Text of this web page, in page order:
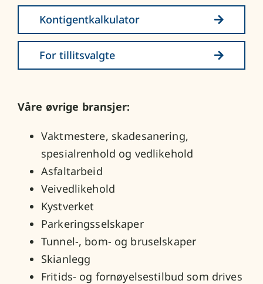
Kontigentkalkulator
For tillitsvalgte
Våre øvrige bransjer:
Vaktmestere, skadesanering,
spesialrenhold og vedlikehold
Asfaltarbeid
Veivedlikehold
Kystverket
Parkeringsselskaper
Tunnel-, bom- og bruselskaper
Skianlegg
Fritids- og fornøyelsestilbud som drives